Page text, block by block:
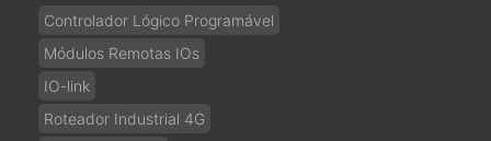
Controlador Lógico Programável
Módulos Remotas IOs
IO-link
Roteador Industrial 4G